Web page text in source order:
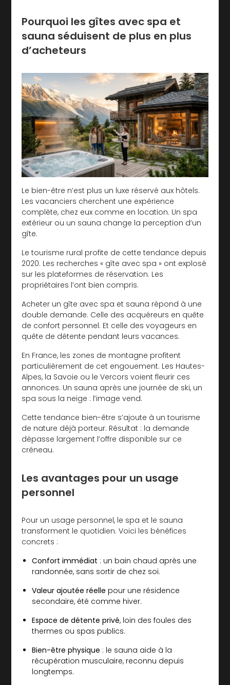
Pourquoi les gîtes avec spa et
sauna séduisent de plus en plus
d’acheteurs
Le bien-être n’est plus un luxe réservé aux hôtels.
Les vacanciers cherchent une expérience
complète, chez eux comme en location. Un spa
extérieur ou un sauna change la perception d’un
gîte.
Le tourisme rural profite de cette tendance depuis
2020. Les recherches « gîte avec spa » ont explosé
sur les plateformes de réservation. Les
propriétaires l’ont bien compris.
Acheter un gîte avec spa et sauna répond à une
double demande. Celle des acquéreurs en quête
de confort personnel. Et celle des voyageurs en
quête de détente pendant leurs vacances.
En France, les zones de montagne profitent
particulièrement de cet engouement. Les Hautes-
Alpes, la Savoie ou le Vercors voient fleurir ces
annonces. Un sauna après une journée de ski, un
spa sous la neige : l’image vend.
Cette tendance bien-être s’ajoute à un tourisme
de nature déjà porteur. Résultat : la demande
dépasse largement l’offre disponible sur ce
créneau.
Les avantages pour un usage
personnel
Pour un usage personnel, le spa et le sauna
transforment le quotidien. Voici les bénéfices
concrets :
Confort immédiat : un bain chaud après une
randonnée, sans sortir de chez soi.
Valeur ajoutée réelle pour une résidence
secondaire, été comme hiver.
Espace de détente privé, loin des foules des
thermes ou spas publics.
Bien-être physique : le sauna aide à la
récupération musculaire, reconnu depuis
longtemps.